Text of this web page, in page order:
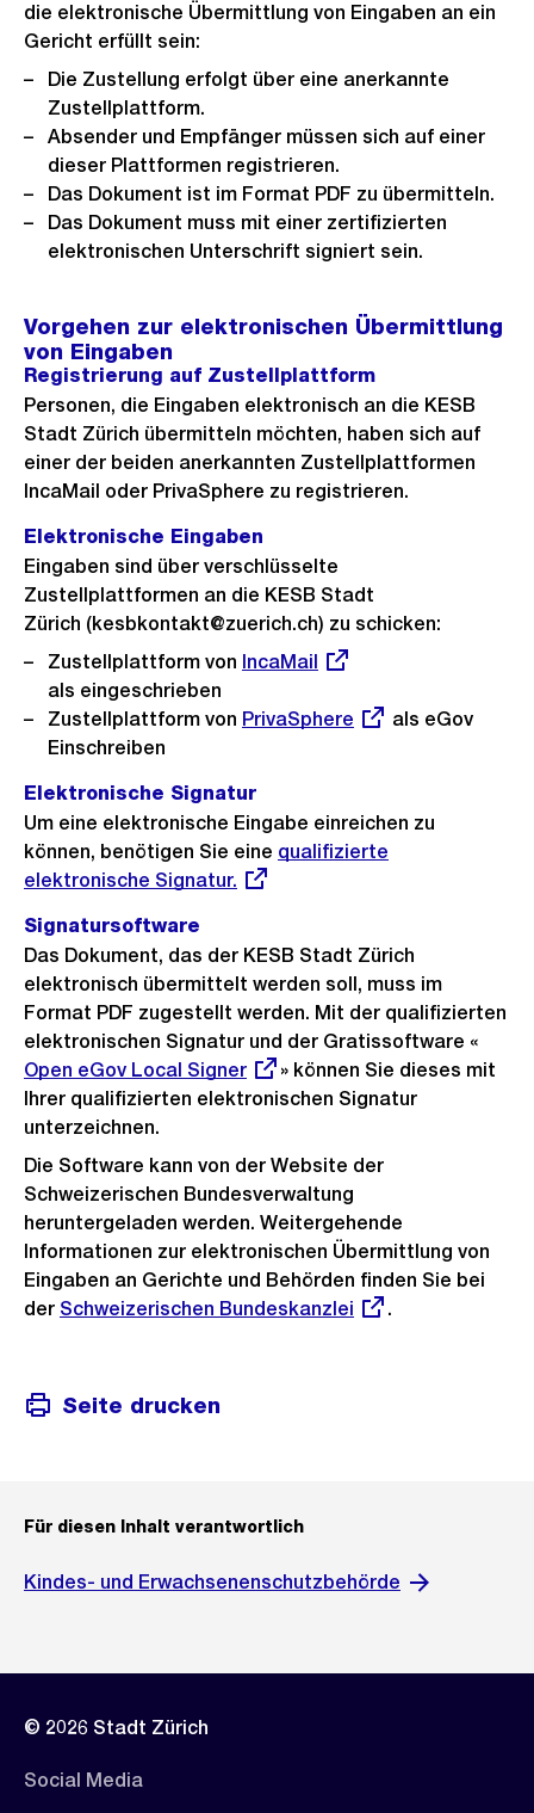
die elektronische Übermittlung von Eingaben an ein
Gericht erfüllt sein:
Die Zustellung erfolgt über eine anerkannte
Zustellplattform.
Absender und Empfänger müssen sich auf einer
dieser Plattformen registrieren.
Das Dokument ist im Format PDF zu übermitteln.
Das Dokument muss mit einer zertifizierten
elektronischen Unterschrift signiert sein.
Vorgehen zur elektronischen Übermittlung
von Eingaben
Registrierung auf Zustellplattform
Personen, die Eingaben elektronisch an die KESB
Stadt Zürich übermitteln möchten, haben sich auf
einer der beiden anerkannten Zustellplattformen
IncaMail oder PrivaSphere zu registrieren.
Elektronische Eingaben
Eingaben sind über verschlüsselte
Zustellplattformen an die KESB Stadt
Zürich (kesbkontakt@zuerich.ch) zu schicken:
Zustellplattform von Externer
IncaMail
als eingeschrieben
Zustellplattform von Externer
PrivaSphere
als eGov
Einschreiben
Elektronische Signatur
Um eine elektronische Eingabe einreichen zu
können, benötigen Sie eine Externer
qualifizierte
elektronische Signatur.
Signatursoftware
Das Dokument, das der KESB Stadt Zürich
elektronisch übermittelt werden soll, muss im
Format PDF zugestellt werden. Mit der qualifizierten
elektronischen Signatur und der Gratissoftware «
Link:
Open eGov Local Signer
» können Sie dieses mit
Ihrer qualifizierten elektronischen Signatur
unterzeichnen.
Die Software kann von der Website der
Schweizerischen Bundesverwaltung
heruntergeladen werden. Weitergehende
Informationen zur elektronischen Übermittlung von
Eingaben an Gerichte und Behörden finden Sie bei
der Externer
Schweizerischen Bundeskanzlei .
Seite drucken
Für diesen Inhalt verantwortlich
Kindes- und Erwachsenenschutzbehörde
© 2026 Stadt Zürich
Social Media